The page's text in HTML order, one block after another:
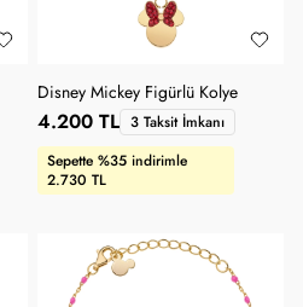
Disney Mickey Figürlü Kolye
Sepette %35 indirimle
2.730 TL
4.200 TL 3 Taksit İmkanı